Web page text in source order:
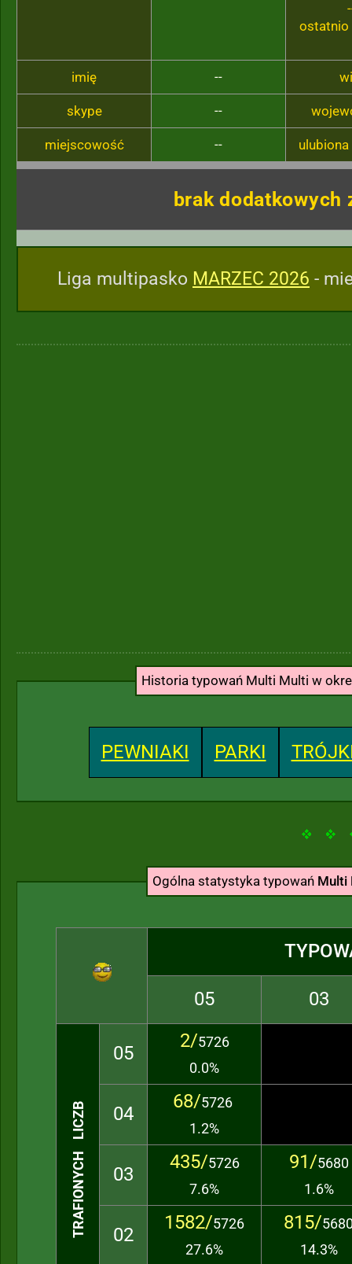
ostatnio
imię --
skype --
miejscowość --
brak dodatkowych
Liga multipasko MARZEC 2026 -
Historia typowań Multi Multi w
PEWNIAKI PARKI
Ogólna statystyka typowań Multi
05 03
TRAFIONYCH LICZB
05
2/5726
0.0%
04
68/5726
1.2%
03
435/5726
7.6%
91/5680
1.6%
02
1582/5726
27.6%
815/
14.3%